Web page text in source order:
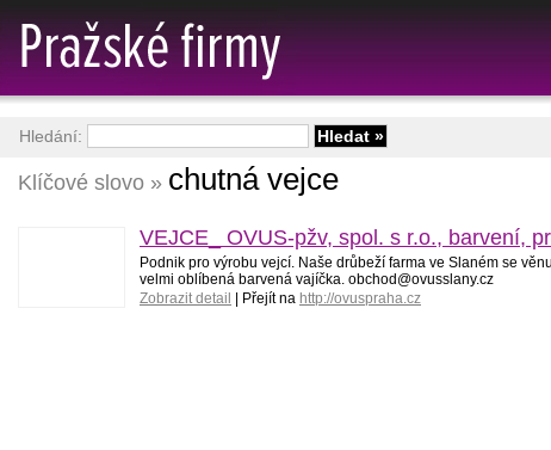
Klíčové slovo » chutná vejce
VEJCE_ OVUS-pžv, spol. s r.o., barvení,
Podnik pro výrobu vejcí. Naše drůbeží farma ve Slaném se
velmi oblíbená barvená vajíčka. obchod@ovusslany.cz
Zobrazit detail
| Přejít na http://ovuspraha.cz
Hledání: